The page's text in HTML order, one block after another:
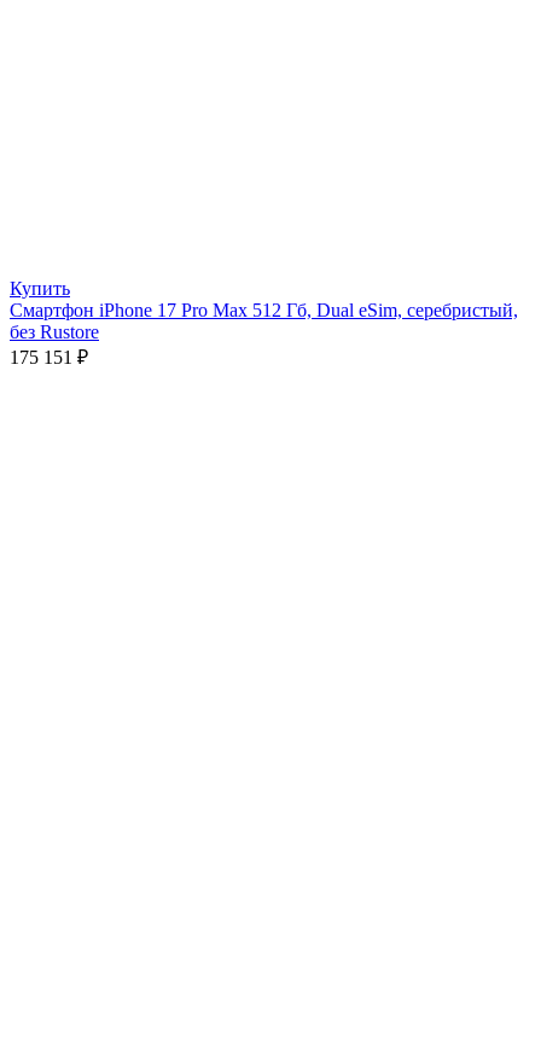
Купить
Смартфон iPhone 17 Pro Max 512 Гб, Dual eSim, серебристый,
без Rustore
175 151 ₽